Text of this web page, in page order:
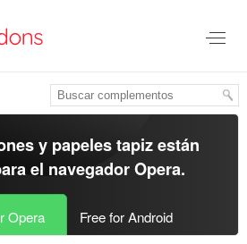
y papeles tapiz están
el navegador Opera.
Opera Free for Android